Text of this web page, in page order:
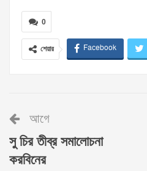
0
শেয়ার Facebook
আগে
সু চির তীব্র সমালোচনা
করবিনের